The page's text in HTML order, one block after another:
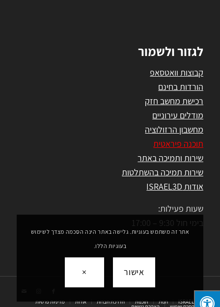
לגזור ולשמור
קבוצות וואטסאפ
הורדות בחינם
רכישת מחשב חזק
מודלים עירוניים
מחשבון הרזולוציה
תוכנה פיראטית
שירות ותמיכה באתר
שירות תמיכה בהשתלטות
אודות ISRAEL3D
שעות פעילות:
בימי חול 9:30 – 17:00
ISRAEL3D חנות תוכנות הדרכת חברות אודות מדיניות פרטיות
אתר זה משתמש בעוגיות. גלישה באתר הינה הסכמה מצדך לשימוש
בעוגיות הללו.
אישור ×